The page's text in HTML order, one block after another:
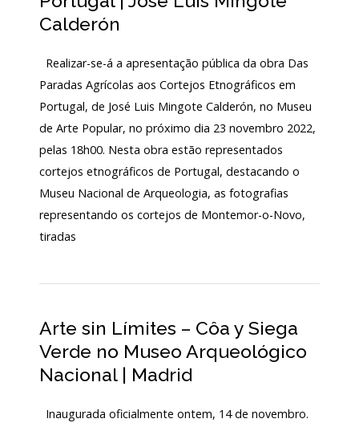
Calderón
Realizar-se-á a apresentação pública da obra Das
Paradas Agrícolas aos Cortejos Etnográficos em
Portugal, de José Luis Mingote Calderón, no Museu
de Arte Popular, no próximo dia 23 novembro 2022,
pelas 18h00. Nesta obra estão representados
cortejos etnográficos de Portugal, destacando o
Museu Nacional de Arqueologia, as fotografias
representando os cortejos de Montemor-o-Novo,
tiradas
Arte sin Límites – Côa y Siega
Verde no Museo Arqueológico
Nacional | Madrid
Inaugurada oficialmente ontem, 14 de novembro.